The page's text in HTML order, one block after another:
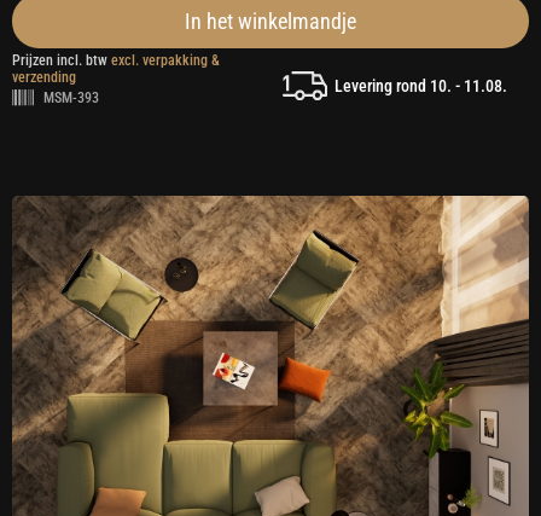
In het winkelmandje
Prijzen incl. btw excl. verpakking &
verzending
MSM-393
Levering rond 10. - 11.08.